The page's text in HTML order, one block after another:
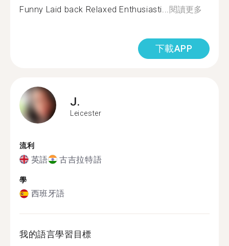
Funny Laid back Relaxed Enthusiasti...閱讀更多
下載APP
J.
Leicester
流利
英語 古吉拉特語
學
西班牙語
我的語言學習目標